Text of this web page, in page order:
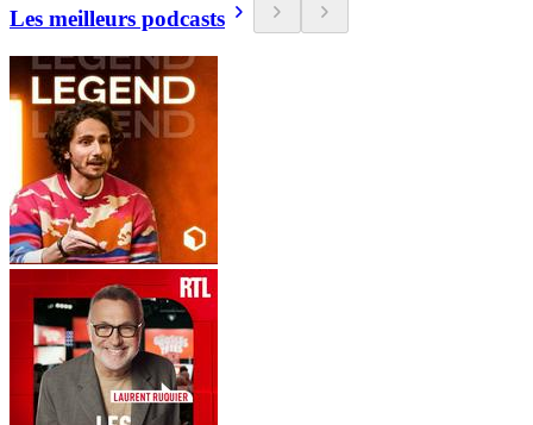
Les meilleurs podcasts